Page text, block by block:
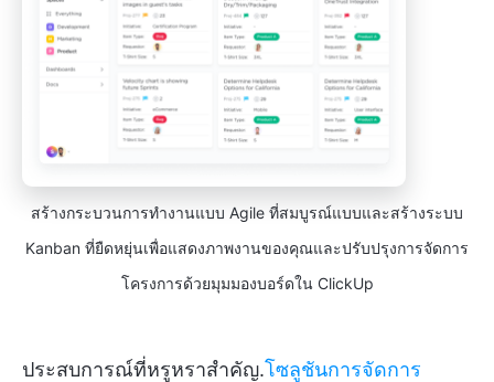
สร้างกระบวนการทำงานแบบ Agile ที่สมบูรณ์แบบและสร้างระบบ
Kanban ที่ยืดหยุ่นเพื่อแสดงภาพงานของคุณและปรับปรุงการจัดการ
โครงการด้วยมุมมองบอร์ดใน ClickUp
ประสบการณ์ที่หรูหราสำคัญ.โซลูชันการจัดการ